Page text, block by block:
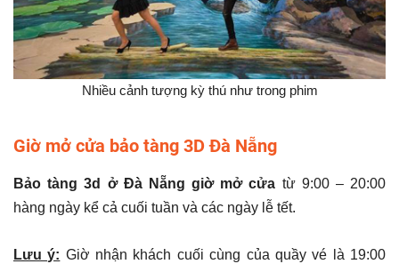
Nhiều cảnh tượng kỳ thú như trong phim
Giờ mở cửa bảo tàng 3D Đà Nẵng
Bảo tàng 3d ở Đà Nẵng giờ mở cửa từ 9:00 – 20:00
hàng ngày kể cả cuối tuần và các ngày lễ tết.
Lưu ý: Giờ nhận khách cuối cùng của quầy vé là 19:00